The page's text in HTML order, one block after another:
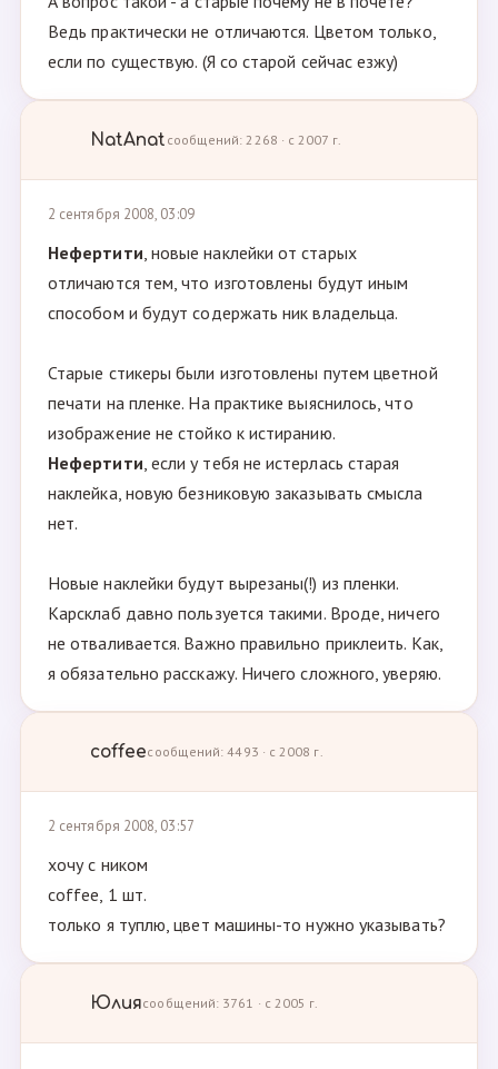
Ведь практически не отличаются. Цветом только,
если по существую. (Я со старой сейчас езжу)
NatAnat сообщений: 2268 · с 2007 г.
2 сентября 2008, 03:09
Нефертити, новые наклейки от старых
отличаются тем, что изготовлены будут иным
способом и будут содержать ник владельца.
Старые стикеры были изготовлены путем цветной
печати на пленке. На практике выяснилось, что
изображение не стойко к истиранию.
Нефертити, если у тебя не истерлась старая
наклейка, новую безниковую заказывать смысла
нет.
Новые наклейки будут вырезаны(!) из пленки.
Карсклаб давно пользуется такими. Вроде, ничего
не отваливается. Важно правильно приклеить. Как,
я обязательно расскажу. Ничего сложного, уверяю.
coffeeсообщений: 4493 · с 2008 г.
2 сентября 2008, 03:57
хочу с ником
coffee, 1 шт.
только я туплю, цвет машины-то нужно указывать?
Юлиясообщений: 3761 · с 2005 г.